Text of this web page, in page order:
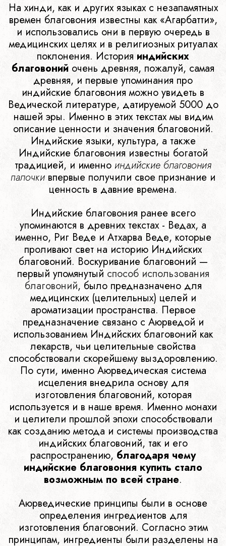
На хинди, как и других языках с незапамятных
времен благовония известны как «Агарбатти»,
и использовались они в первую очередь в
медицинских целях и в религиозных ритуалах
поклонения. История индийских
благовоний очень древняя, пожалуй, самая
древняя, и первые упоминания про
индийские благовония можно увидеть в
Ведической литературе, датируемой 5000 до
нашей эры. Именно в этих текстах мы видим
описание ценности и значения благовоний.
Индийские языки, культура, а также
Индийские благовония известны богатой
традицией, и именно индийские благовония
палочки впервые получили свое признание и
ценность в давние времена.
Индийские благовония ранее всего
упоминаются в древних текстах - Ведах, а
именно, Риг Веде и Атхарва Веде, которые
проливают свет на историю Индийских
благовоний. Воскуривание благовоний —
первый упомянутый способ использования
благовоний, было предназначено для
медицинских (целительных) целей и
ароматизации пространства. Первое
предназначение связано с Аюрведой и
использованием Индийских благовоний как
лекарств, чьи целительные свойства
способствовали скорейшему выздоровлению.
По сути, именно Аюрведическая система
исцеления внедрила основу для
изготовления благовоний, которая
используется и в наше время. Именно монахи
и целители прошлой эпохи способствовали
как созданию метода и системы производства
индийских благовоний, так и его
распространению, благодаря чему
индийские благовония купить стало
возможным по всей стране.
Аюрведические принципы были в основе
определения ингредиентов для
изготовления благовоний. Согласно этим
принципам, ингредиенты были разделены на